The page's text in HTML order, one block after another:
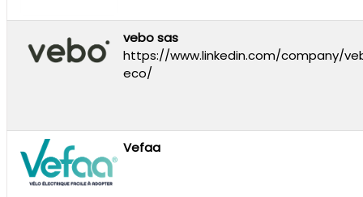
vebo sas
https://www.linkedin.com/company/
eco/
Vefaa